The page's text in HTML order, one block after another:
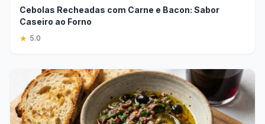
Cebolas Recheadas com Carne e Bacon: Sabor
Caseiro ao Forno
★ 5.0